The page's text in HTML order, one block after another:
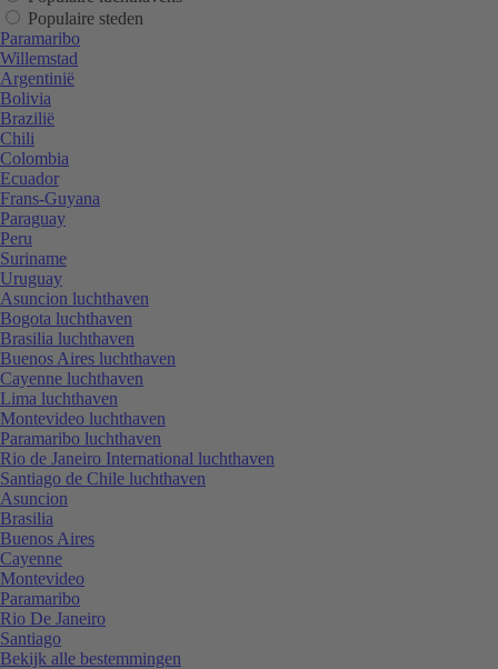
Populaire steden
Paramaribo
Willemstad
Argentinië
Bolivia
Brazilië
Chili
Colombia
Ecuador
Frans-Guyana
Paraguay
Peru
Suriname
Uruguay
Asuncion luchthaven
Bogota luchthaven
Brasilia luchthaven
Buenos Aires luchthaven
Cayenne luchthaven
Lima luchthaven
Montevideo luchthaven
Paramaribo luchthaven
Rio de Janeiro International luchthaven
Santiago de Chile luchthaven
Asuncion
Brasilia
Buenos Aires
Cayenne
Montevideo
Paramaribo
Rio De Janeiro
Santiago
Bekijk alle bestemmingen